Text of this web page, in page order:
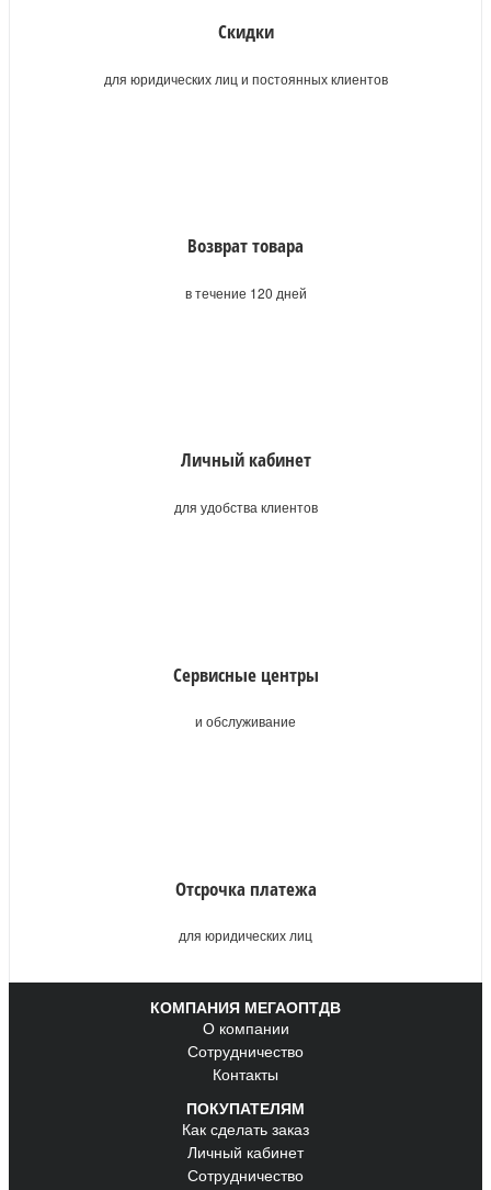
Скидки
для юридических лиц и постоянных клиентов
Возврат товара
в течение 120 дней
Личный кабинет
для удобства клиентов
Сервисные центры
и обслуживание
Отсрочка платежа
для юридических лиц
КОМПАНИЯ МЕГАОПТДВ
О компании
Сотрудничество
Контакты
ПОКУПАТЕЛЯМ
Как сделать заказ
Личный кабинет
Сотрудничество